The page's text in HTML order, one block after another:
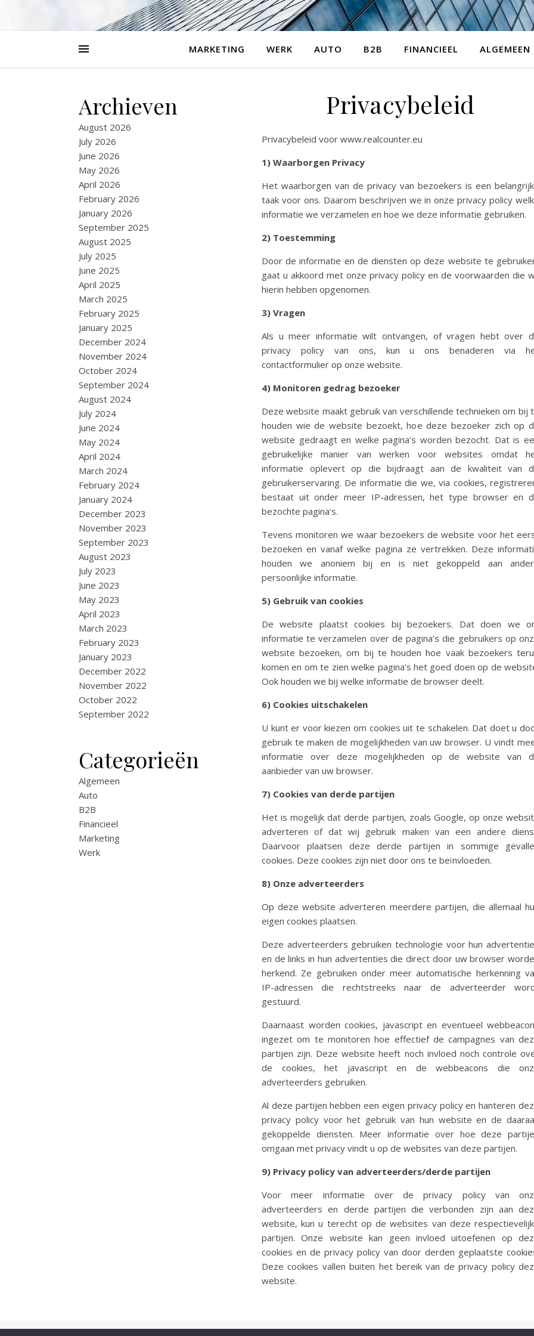
MARKETING WERK AUTO B2B FINANCIEEL ALGEMEEN
Archieven
August 2026
July 2026
June 2026
May 2026
April 2026
February 2026
January 2026
September 2025
August 2025
July 2025
June 2025
April 2025
March 2025
February 2025
January 2025
December 2024
November 2024
October 2024
September 2024
August 2024
July 2024
June 2024
May 2024
April 2024
March 2024
February 2024
January 2024
December 2023
November 2023
September 2023
August 2023
July 2023
June 2023
May 2023
April 2023
March 2023
February 2023
January 2023
December 2022
November 2022
October 2022
September 2022
Categorieën
Algemeen
Auto
B2B
Financieel
Marketing
Werk
Privacybeleid
Privacybeleid voor www.realcounter.eu
1) Waarborgen Privacy
Het waarborgen van de privacy van bezoekers is een
taak voor ons. Daarom beschrijven we in onze privacy policy
informatie we verzamelen en hoe we deze informatie gebruiken.
2) Toestemming
Door de informatie en de diensten op deze website te
gaat u akkoord met onze privacy policy en de voorwaarden die
hierin hebben opgenomen.
3) Vragen
Als u meer informatie wilt ontvangen, of vragen hebt over
privacy policy van ons, kun u ons benaderen via
contactformulier op onze website.
4) Monitoren gedrag bezoeker
Deze website maakt gebruik van verschillende technieken om bij
houden wie de website bezoekt, hoe deze bezoeker zich op
website gedraagt en welke pagina’s worden bezocht. Dat is
gebruikelijke manier van werken voor websites omdat
informatie oplevert op die bijdraagt aan de kwaliteit van
gebruikerservaring. De informatie die we, via cookies,
bestaat uit onder meer IP-adressen, het type browser en
bezochte pagina’s.
Tevens monitoren we waar bezoekers de website voor het
bezoeken en vanaf welke pagina ze vertrekken. Deze
houden we anoniem bij en is niet gekoppeld aan
persoonlijke informatie.
5) Gebruik van cookies
De website plaatst cookies bij bezoekers. Dat doen we
informatie te verzamelen over de pagina’s die gebruikers op
website bezoeken, om bij te houden hoe vaak bezoekers
komen en om te zien welke pagina’s het goed doen op de
Ook houden we bij welke informatie de browser deelt.
6) Cookies uitschakelen
U kunt er voor kiezen om cookies uit te schakelen. Dat doet u
gebruik te maken de mogelijkheden van uw browser. U vindt
informatie over deze mogelijkheden op de website van
aanbieder van uw browser.
7) Cookies van derde partijen
Het is mogelijk dat derde partijen, zoals Google, op onze
adverteren of dat wij gebruik maken van een andere
Daarvoor plaatsen deze derde partijen in sommige
cookies. Deze cookies zijn niet door ons te beïnvloeden.
8) Onze adverteerders
Op deze website adverteren meerdere partijen, die allemaal
eigen cookies plaatsen.
Deze adverteerders gebruiken technologie voor hun
en de links in hun advertenties die direct door uw browser
herkend. Ze gebruiken onder meer automatische herkenning
IP-adressen die rechtstreeks naar de adverteerder
gestuurd.
Daarnaast worden cookies, javascript en eventueel
ingezet om te monitoren hoe effectief de campagnes van
partijen zijn. Deze website heeft noch invloed noch controle
de cookies, het javascript en de webbeacons die
adverteerders gebruiken.
Al deze partijen hebben een eigen privacy policy en hanteren
privacy policy voor het gebruik van hun website en de
gekoppelde diensten. Meer informatie over hoe deze
omgaan met privacy vindt u op de websites van deze partijen.
9) Privacy policy van adverteerders/derde partijen
Voor meer informatie over de privacy policy van
adverteerders en derde partijen die verbonden zijn aan
website, kun u terecht op de websites van deze
partijen. Onze website kan geen invloed uitoefenen op
cookies en de privacy policy van door derden geplaatste
Deze cookies vallen buiten het bereik van de privacy policy
website.